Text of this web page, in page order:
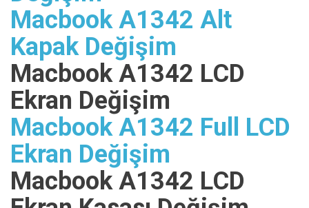
Macbook A1342 Alt
Kapak Değişim
Macbook A1342 LCD
Ekran Değişim
Macbook A1342 Full LCD
Ekran Değişim
Macbook A1342 LCD